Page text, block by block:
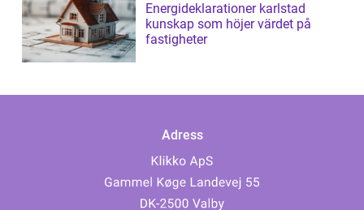
Energideklarationer karlstad
kunskap som höjer värdet på
fastigheter
Adress